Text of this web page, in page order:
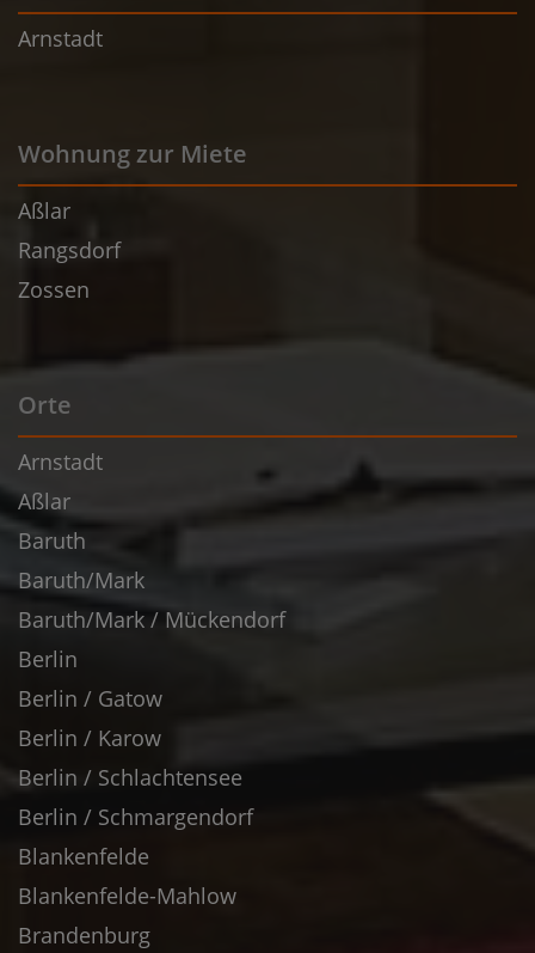
Arnstadt
Wohnung zur Miete
Aßlar
Rangsdorf
Zossen
Orte
Arnstadt
Aßlar
Baruth
Baruth/Mark
Baruth/Mark / Mückendorf
Berlin
Berlin / Gatow
Berlin / Karow
Berlin / Schlachtensee
Berlin / Schmargendorf
Blankenfelde
Blankenfelde-Mahlow
Brandenburg